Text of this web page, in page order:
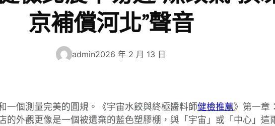
京補償河北”聲音
admin2026 年 2 月 13 日
一個測量完美的圓規。《宇宙水餃與終極醬料師健檢推薦》第一章
的外觀更像是一個被遺棄的藍色塑膠棚，與「宇宙」或「中心」